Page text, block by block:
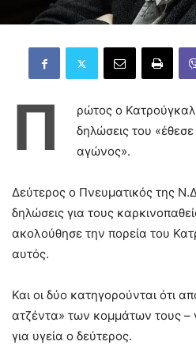
Π
ρώτος ο
δηλώσεις του
αγώνος».
Δεύτερος ο Πνευματικός της
δηλώσεις για τους
ακολούθησε την πορεία του
αυτός.
Και οι δύο κατηγορούνται ότι
ατζέντα» των κομμάτων τους –
για υγεία ο δεύτερος.